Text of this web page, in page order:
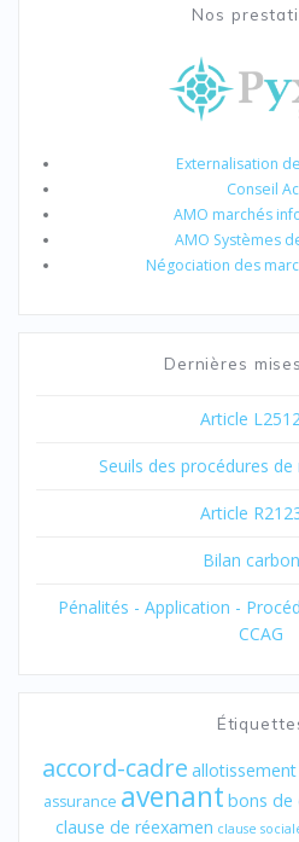
Nos
Externalisation
Conseil
AMO marchés
AMO Systèmes
Négociation des
Dernières
Article
Seuils des procédures
Article
Bilan
Pénalités - Application -
CCAG
accord-cadre allotissement
assurance avenant bons de
clause de réexamen clause